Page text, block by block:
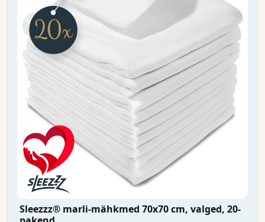
Sleezzz® marli-mähkmed 70x70 cm, valged, 20-